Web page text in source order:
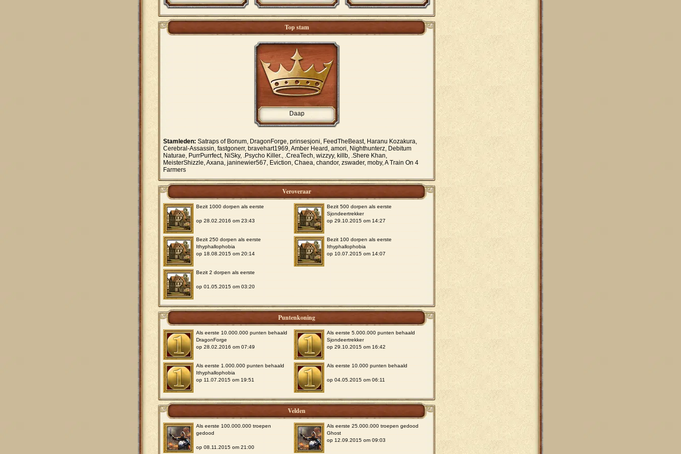
Top stam
Daap
Stamleden: Satraps of Bonum, DragonForge, prinsesjoni, FeedTheBeast, Haranu Kozakura,
Cerebral-Assassin, fastgonerr, bravehart1969, Amber Heard, amori, Nighthunterz, Debitum
Naturae, PurrPurrfect, NiSky, .Psycho Killer., .CreaTech, wizzyy, killb, .Shere Khan,
MeisterShizzle, Axana, janinewier567, Eviction, Chaea, chandor, zswader, moby, A Train On 4
Farmers
Veroveraar
Bezit 1000 dorpen als eerste
op 28.02.2016 om 23:43
Bezit 500 dorpen als eerste
Sjondeertrekker
op 29.10.2015 om 14:27
Bezit 250 dorpen als eerste
Ithyphallophobia
op 18.08.2015 om 20:14
Bezit 100 dorpen als eerste
Ithyphallophobia
op 10.07.2015 om 14:07
Bezit 2 dorpen als eerste
op 01.05.2015 om 03:20
Puntenkoning
Als eerste 10.000.000 punten behaald
DragonForge
op 28.02.2016 om 07:49
Als eerste 5.000.000 punten behaald
Sjondeertrekker
op 29.10.2015 om 16:42
Als eerste 1.000.000 punten behaald
Ithyphallophobia
op 11.07.2015 om 19:51
Als eerste 10.000 punten behaald
op 04.05.2015 om 06:11
Velden
Als eerste 100.000.000 troepen
gedood
op 08.11.2015 om 21:00
Als eerste 25.000.000 troepen gedood
Ghost
op 12.09.2015 om 09:03